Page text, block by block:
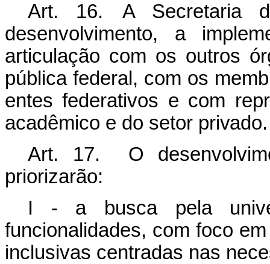
Art. 16.
A Secretaria
desenvolvimento, a
articulação com os outros
pública federal, com os
entes federativos e com
acadêmico e do setor privado.
Art. 17. O
priorizarão:
I - a busca pela
funcionalidades, com foco
inclusivas centradas nas